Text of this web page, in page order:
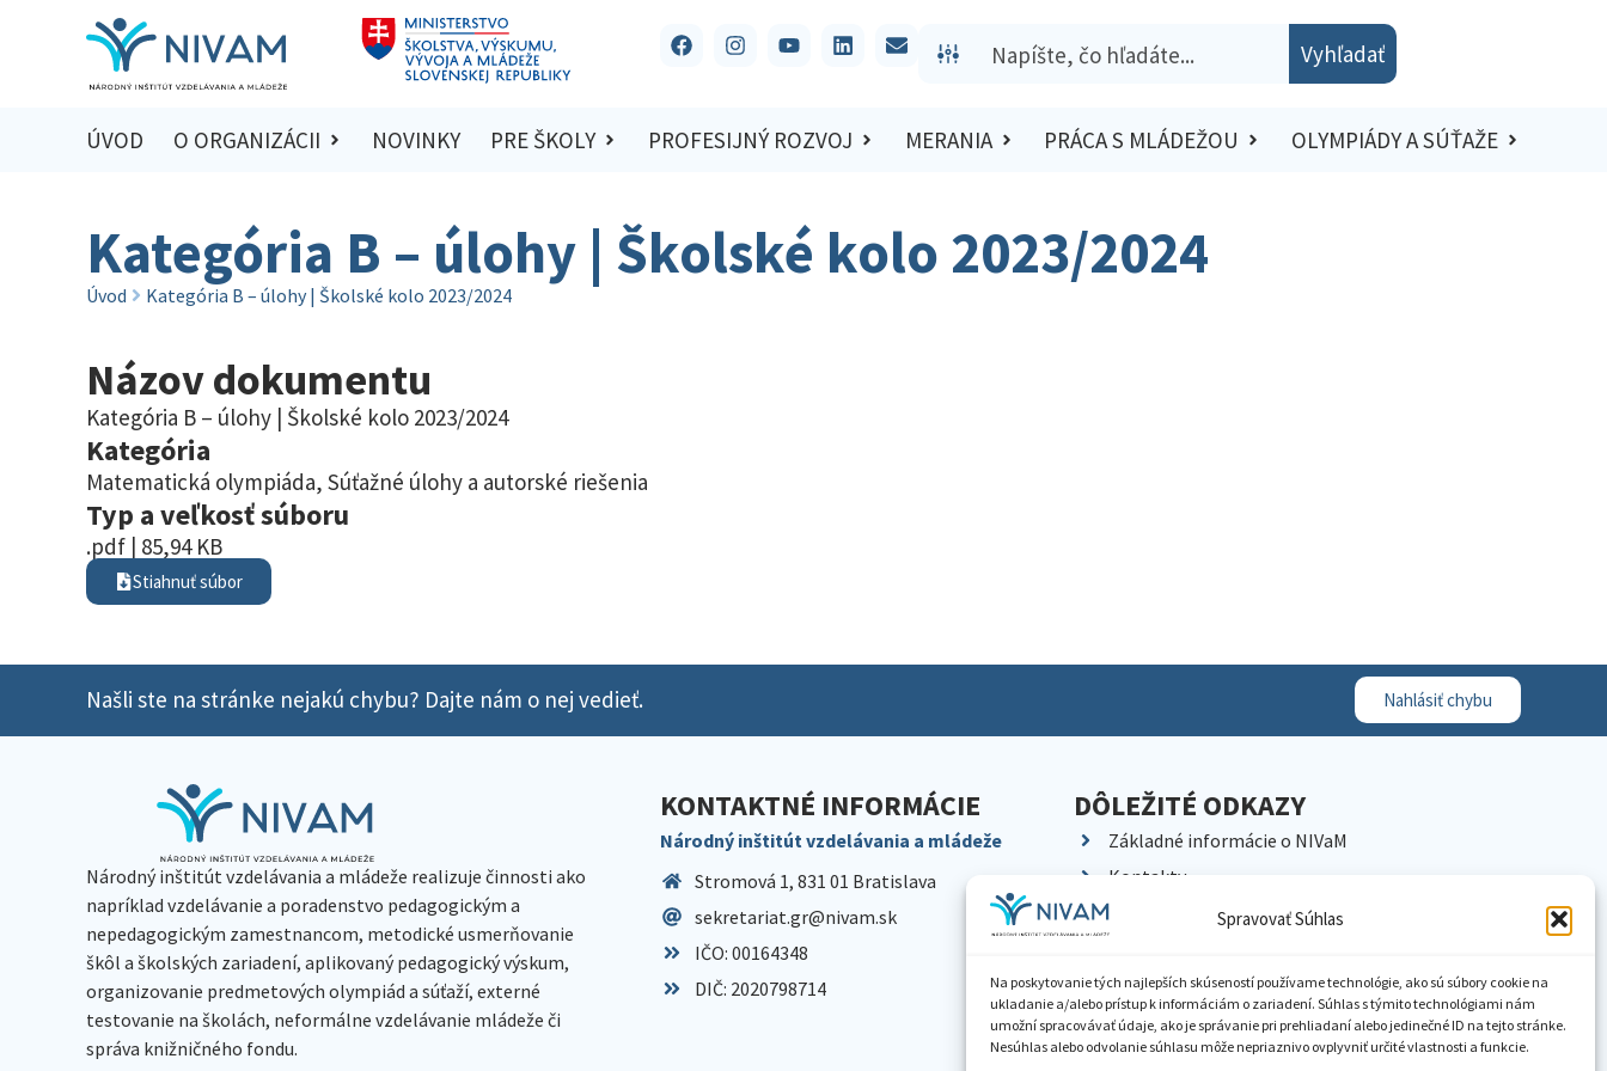
Spravovať Súhlas
Na poskytovanie tých najlepších skúseností používame technológie, ako sú súbory cookie na
ukladanie a/alebo prístup k informáciám o zariadení. Súhlas s týmito technológiami nám
umožní spracovávať údaje, ako je správanie pri prehliadaní alebo jedinečné ID na tejto stránke.
Nesúhlas alebo odvolanie súhlasu môže nepriaznivo ovplyvniť určité vlastnosti a funkcie.
Vyhľadať
ÚVOD O ORGANIZÁCII NOVINKY PRE ŠKOLY PROFESIJNÝ ROZVOJ MERANIA PRÁCA S MLÁDEŽOU OLYMPIÁDY A SÚŤAŽE
Kategória B – úlohy | Školské kolo 2023/2024
Úvod Kategória B – úlohy | Školské kolo 2023/2024
Názov dokumentu
Kategória B – úlohy | Školské kolo 2023/2024
Kategória
Matematická olympiáda, Súťažné úlohy a autorské riešenia
Typ a veľkosť súboru
.pdf | 85,94 KB
Stiahnuť súbor
Našli ste na stránke nejakú chybu? Dajte nám o nej vedieť. Nahlásiť chybu
Národný inštitút vzdelávania a mládeže realizuje činnosti ako
napríklad vzdelávanie a poradenstvo pedagogickým a
nepedagogickým zamestnancom, metodické usmerňovanie
škôl a školských zariadení, aplikovaný pedagogický výskum,
organizovanie predmetových olympiád a súťaží, externé
testovanie na školách, neformálne vzdelávanie mládeže či
správa knižničného fondu.
KONTAKTNÉ INFORMÁCIE
Národný inštitút vzdelávania a mládeže
Stromová 1, 831 01 Bratislava
sekretariat.gr@nivam.sk
IČO: 00164348
DIČ: 2020798714
DÔLEŽITÉ ODKAZY
Základné informácie o NIVaM
Kontakty
Kariéra
Pracoviská NIVaM
Dokumenty inštitúcie
Knižnica